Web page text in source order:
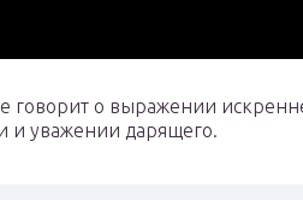
говорит о выражении
и уважении дарящего.